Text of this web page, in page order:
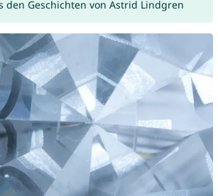
den Geschichten von Astrid Lindgren